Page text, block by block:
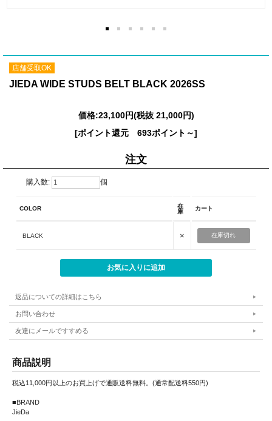
店舗受取OK
JIEDA WIDE STUDS BELT BLACK 2026SS
価格:23,100円(税抜 21,000円)
[ポイント還元 693ポイント～]
注文
購入数: 個
COLOR
在
庫
カート
BLACK × 在庫切れ
返品についての詳細はこちら
お問い合わせ
友達にメールですすめる
商品説明
税込11,000円以上のお買上げで通販送料無料。(通常配送料550円)
■BRAND
JieDa